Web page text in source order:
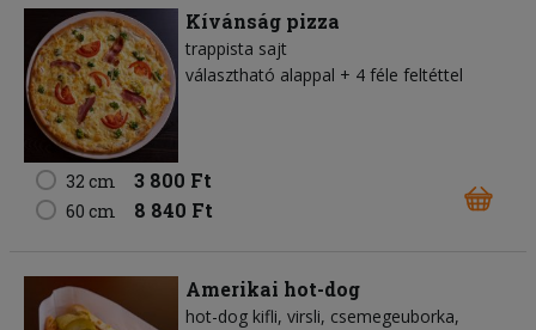
Kívánság pizza
trappista sajt
választható alappal + 4 féle feltéttel
32 cm 3 800 Ft
60 cm 8 840 Ft
Amerikai hot-dog
hot-dog kifli virsli csemegeuborka